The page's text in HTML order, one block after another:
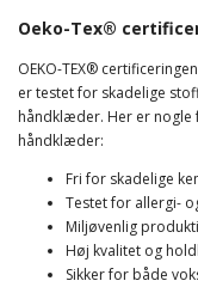
Oeko-Tex®
OEKO-TEX®
er testet for skadelige
håndklæder. Her er nogle
håndklæder:
Fri for skadelige
Testet for allergi-
Miljøvenlig
Høj kvalitet og
Sikker for både